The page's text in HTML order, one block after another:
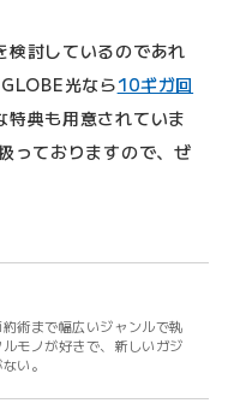
検討しているのであれ
光なら10ギガ回
特典も用意されていま
っておりますので、ぜ
術まで幅広いジャンルで執
モノが好きで、新しいガジ
い。